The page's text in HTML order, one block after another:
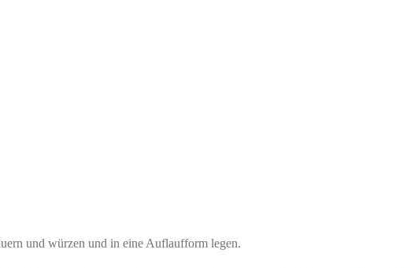
und würzen und in eine Auflaufform legen.